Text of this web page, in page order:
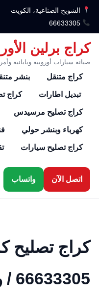
الشويخ الصناعية، الكويت
66633305
كراج برلين
صيانة سيارات أوروبية ويابانية
كراج متنقل بنشر
تبديل اطارات كراج
كراج تصليح مرسيدس
كهرباء وبنشر حولي
كراج تصليح سيارات
اتصل الآن واتساب
كراج تصليح